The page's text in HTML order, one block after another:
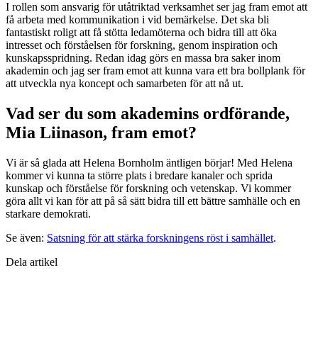
I rollen som ansvarig för utåtriktad verksamhet ser jag fram emot att
få arbeta med kommunikation i vid bemärkelse. Det ska bli
fantastiskt roligt att få stötta ledamöterna och bidra till att öka
intresset och förståelsen för forskning, genom inspiration och
kunskapsspridning. Redan idag görs en massa bra saker inom
akademin och jag ser fram emot att kunna vara ett bra bollplank för
att utveckla nya koncept och samarbeten för att nå ut.
Vad ser du som akademins ordförande,
Mia Liinason, fram emot?
Vi är så glada att Helena Bornholm äntligen börjar! Med Helena
kommer vi kunna ta större plats i bredare kanaler och sprida
kunskap och förståelse för forskning och vetenskap. Vi kommer
göra allt vi kan för att på så sätt bidra till ett bättre samhälle och en
starkare demokrati.
Se även: Satsning för att stärka forskningens röst i samhället.
Dela artikel